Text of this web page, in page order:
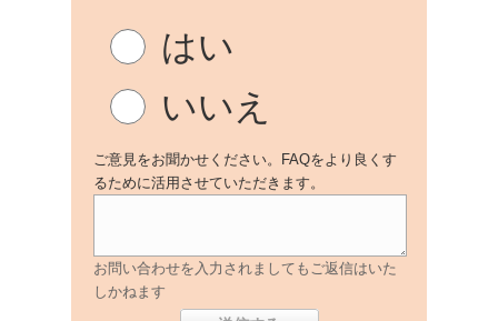
はい
いいえ
ご意見をお聞かせください。FAQをより良くす
るために活用させていただきます。
お問い合わせを入力されましてもご返信はいた
しかねます